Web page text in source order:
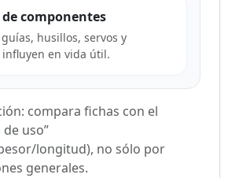
componentes
husillos, servos y
influyen en vida útil.
compara fichas con el
de uso”
longitud), no sólo por
generales.